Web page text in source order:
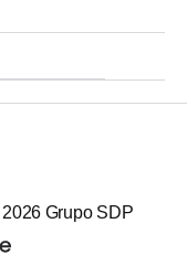
2026 Grupo SDP